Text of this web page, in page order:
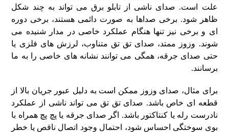
علت است. صدای ناشی از تابلو برق می‌ تواند به چند شکل
ظاهر شود. برخی صداها به صورت دائمی هستند، برخی دوره‌
ای و برخی نیز تنها هنگام عملکرد خاصی در مدار شنیده می‌
شوند. وزوز ممتد، صدای تق‌ تق متناوب، لرزش‌ های فلزی یا
حتی صدای جرقه، همگی می‌ توانند نشانه‌ های خاصی را به ما
برسانند.
برای مثال، صدای وزوز ممکن است به دلیل عبور جریان بالا از
قطعه‌ ای خاص باشد. صدای تق‌ تق می‌ تواند ناشی از عملکرد
نادرست رله یا کنتاکتور باشد. اگر صدای جرقه یا پچ‌ پچ همراه با
بوی سوختگی احساس شود، احتمال وجود اتصال ناقص یا خطر